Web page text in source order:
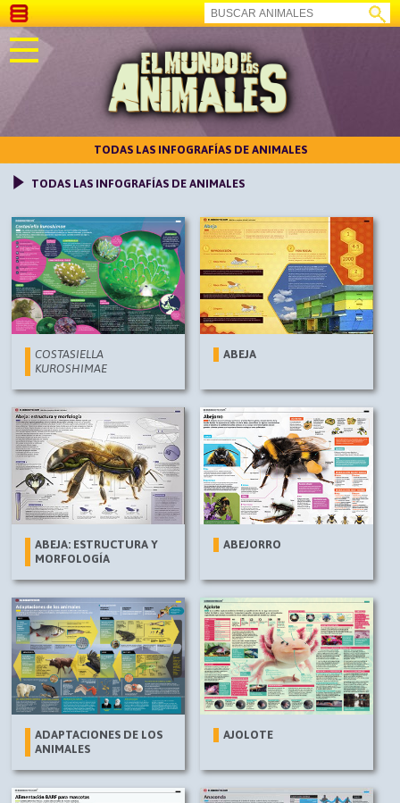
TODAS LAS INFOGRAFÍAS DE ANIMALES
TODAS LAS INFOGRAFÍAS DE ANIMALES
COSTASIELLA
KUROSHIMAE
ABEJA
ABEJA: ESTRUCTURA Y
MORFOLOGÍA
ABEJORRO
ADAPTACIONES DE LOS
ANIMALES
AJOLOTE